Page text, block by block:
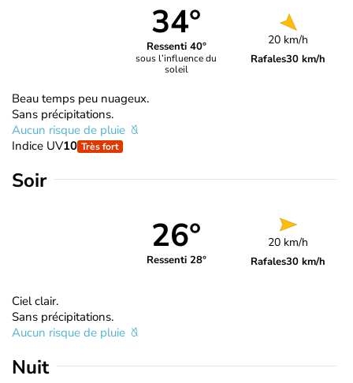
34°
Ressenti 40°
sous l’influence du
soleil
20 km/h
Rafales30 km/h
Beau temps peu nuageux.
Sans précipitations.
Aucun risque de pluie
Indice UV10 Très fort
Soir
26°
Ressenti 28°
20 km/h
Rafales30 km/h
Ciel clair.
Sans précipitations.
Aucun risque de pluie
Nuit